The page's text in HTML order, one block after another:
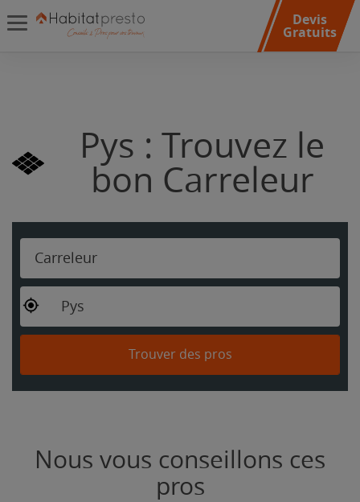
Devis
Gratuits
Pys : Trouvez le
bon Carreleur
Carreleur
Pys
Trouver des pros
Nous vous conseillons ces
pros